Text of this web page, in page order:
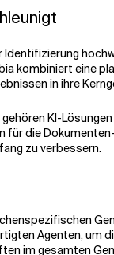
kombiniert
in ihre
KI-
die
zu verbessern.
Agenten, um
im gesamten